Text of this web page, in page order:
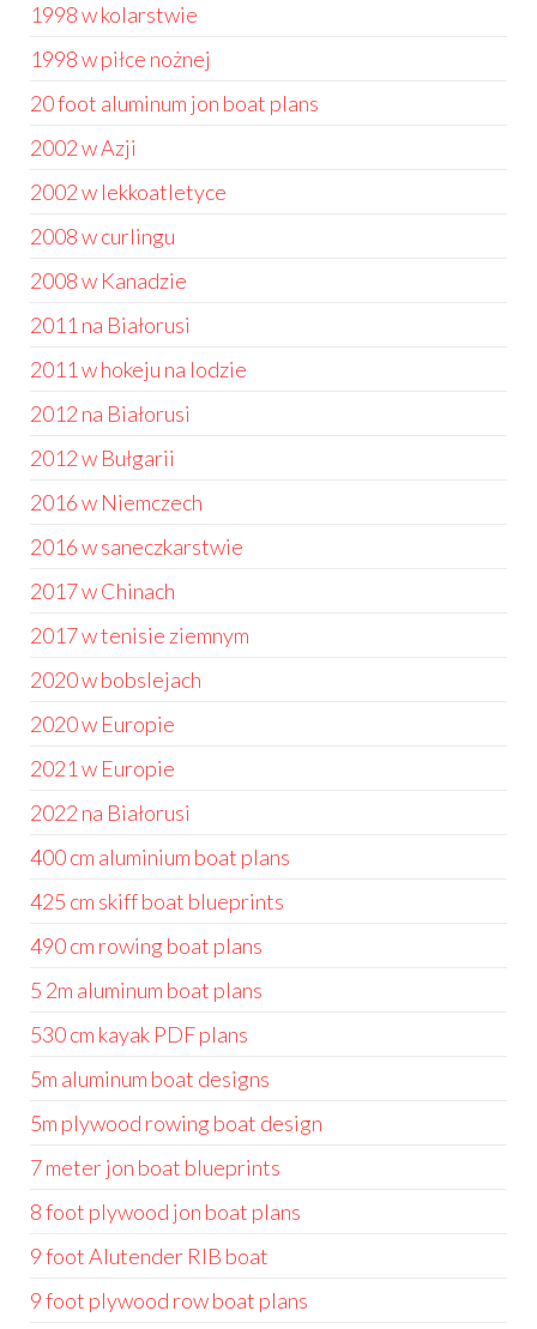
1998 w kolarstwie
1998 w piłce nożnej
20 foot aluminum jon boat plans
2002 w Azji
2002 w lekkoatletyce
2008 w curlingu
2008 w Kanadzie
2011 na Białorusi
2011 w hokeju na lodzie
2012 na Białorusi
2012 w Bułgarii
2016 w Niemczech
2016 w saneczkarstwie
2017 w Chinach
2017 w tenisie ziemnym
2020 w bobslejach
2020 w Europie
2021 w Europie
2022 na Białorusi
400 cm aluminium boat plans
425 cm skiff boat blueprints
490 cm rowing boat plans
5 2m aluminum boat plans
530 cm kayak PDF plans
5m aluminum boat designs
5m plywood rowing boat design
7 meter jon boat blueprints
8 foot plywood jon boat plans
9 foot Alutender RIB boat
9 foot plywood row boat plans